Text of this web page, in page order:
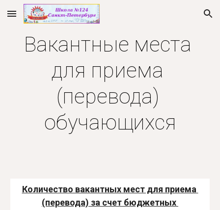
Skip to main content Skip to navigation
Вакантные места
для приема
(перевода)
обучающихся
Количество вакантных мест для приема
(перевода) за счет бюджетных